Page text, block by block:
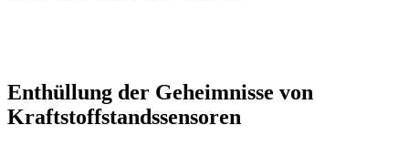
Enthüllung der Geheimnisse von
Kraftstoffstandssensoren